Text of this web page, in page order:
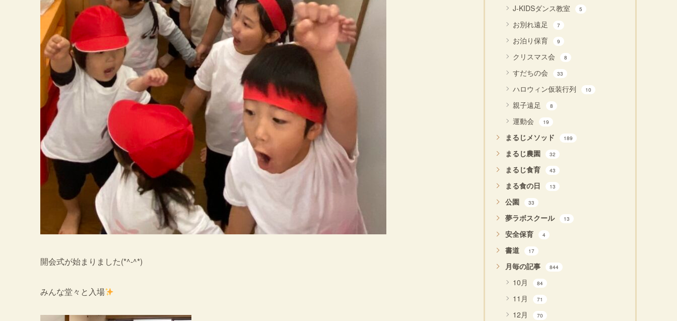
開会式が始まりました(*^-^*)
みんな堂々と入場
J-KIDSダンス教室 5
お別れ遠足 7
お泊り保育 9
クリスマス会 8
すだちの会 33
ハロウィン仮装行列 10
親子遠足 8
運動会 19
まるじメソッド 189
まるじ農園 32
まるじ食育 43
まる食の日 13
公園 33
夢ラボスクール 13
安全保育 4
書道 17
月毎の記事 844
10月 84
11月 71
12月 70